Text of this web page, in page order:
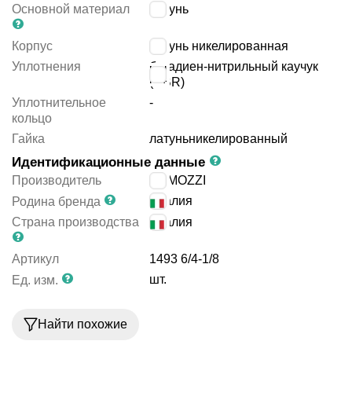
Основной материал латунь
Корпус
латунь никелированная
Уплотнения
бутадиен-нитрильный каучук
(NBR)
Уплотнительное
кольцо
-
Гайка латуньникелированный
Идентификационные данные
Производитель
CAMOZZI
Родина бренда
Италия
Страна производства
Италия
Артикул
1493 6/4-1/8
Ед. изм.
шт.
Найти похожие